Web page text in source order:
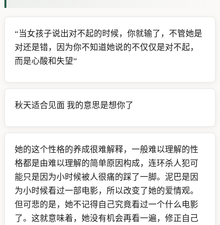
“当女孩子说出对不起的时候，你就输了，不管她是
对还是错，因为你不知道她说的不仅仅是对不起，
而是心酸和失望”
秋天适合见面 我的意思是想你了
她的这个性格的养成很难解释，一般难以理解的性
格都是由难以理解的简单原因构成，连环杀人犯可
能只是因为小时候被人很痛的踩了一脚。泥巴是因
为小时候看过一部电影，所以改变了她的爱情观。
但可悲的是，她不记得自己究竟看过一个什么电影
了。这就意味着，她没有机会再看一遍，修正自己